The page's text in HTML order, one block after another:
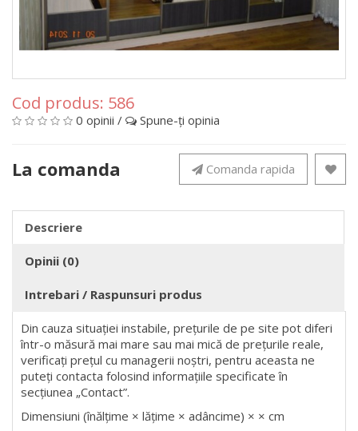
Cod produs: 586
0 opinii / Spune-ţi opinia
La comanda Comanda rapida
Descriere
Opinii (0)
Intrebari / Raspunsuri produs
Din cauza situației instabile, prețurile de pe site pot diferi
într-o măsură mai mare sau mai mică de prețurile reale,
verificați prețul cu managerii noștri, pentru aceasta ne
puteți contacta folosind informațiile specificate în
secțiunea „Contact”.
Dimensiuni (înălțime × lățime × adâncime) × × cm